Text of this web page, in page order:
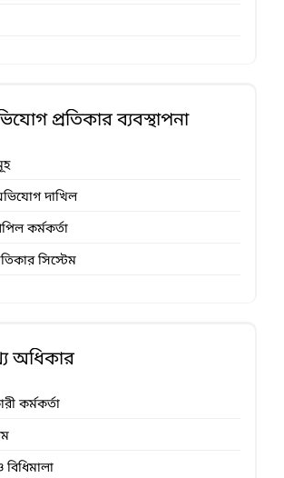
প্রতিকার ব্যবস্থাপনা
দাখিল
কর্মকর্তা
সিস্টেম
অধিকার
কর্মকর্তা